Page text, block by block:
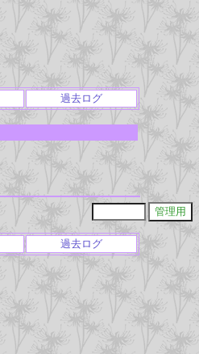
過去ログ
過去ログ